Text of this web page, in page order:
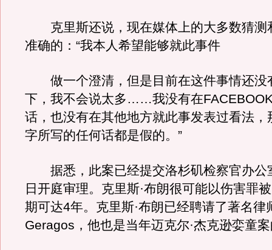
克里斯还说，现在媒体上的大多数猜测
准确的：“我本人希望能够就此事件
做一个澄清，但是目前在这件事情还没
下，我不会说太多……我没有在
话，也没有在其他地方就此事发表过看法，
字所写的任何话都是假的。”
据悉，此案已经提交洛杉矶检察官办公
日开庭审理。克里斯·布朗很可能以伤害罪
期可达4年。克里斯·布朗已经聘请了著名律
Geragos，他也是当年迈克尔·杰克逊娈童